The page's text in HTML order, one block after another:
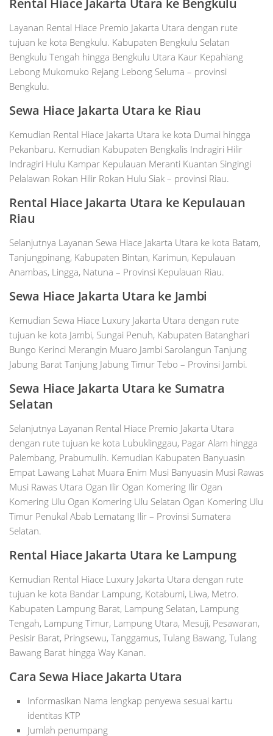
Layanan Rental Hiace Premio Jakarta Utara dengan rute
tujuan ke kota Bengkulu. Kabupaten Bengkulu Selatan
Bengkulu Tengah hingga Bengkulu Utara Kaur Kepahiang
Lebong Mukomuko Rejang Lebong Seluma – provinsi
Bengkulu.
Sewa Hiace Jakarta Utara ke Riau
Kemudian Rental Hiace Jakarta Utara ke kota Dumai hingga
Pekanbaru. Kemudian Kabupaten Bengkalis Indragiri Hilir
Indragiri Hulu Kampar Kepulauan Meranti Kuantan Singingi
Pelalawan Rokan Hilir Rokan Hulu Siak – provinsi Riau.
Rental Hiace Jakarta Utara ke Kepulauan
Riau
Selanjutnya Layanan Sewa Hiace Jakarta Utara ke kota Batam,
Tanjungpinang, Kabupaten Bintan, Karimun, Kepulauan
Anambas, Lingga, Natuna – Provinsi Kepulauan Riau.
Sewa Hiace Jakarta Utara ke Jambi
Kemudian Sewa Hiace Luxury Jakarta Utara dengan rute
tujuan ke kota Jambi, Sungai Penuh, Kabupaten Batanghari
Bungo Kerinci Merangin Muaro Jambi Sarolangun Tanjung
Jabung Barat Tanjung Jabung Timur Tebo – Provinsi Jambi.
Sewa Hiace Jakarta Utara ke Sumatra
Selatan
Selanjutnya Layanan Rental Hiace Premio Jakarta Utara
dengan rute tujuan ke kota Lubuklinggau, Pagar Alam hingga
Palembang, Prabumulih. Kemudian Kabupaten Banyuasin
Empat Lawang Lahat Muara Enim Musi Banyuasin Musi Rawas
Musi Rawas Utara Ogan Ilir Ogan Komering Ilir Ogan
Komering Ulu Ogan Komering Ulu Selatan Ogan Komering Ulu
Timur Penukal Abab Lematang Ilir – Provinsi Sumatera
Selatan.
Rental Hiace Jakarta Utara ke Lampung
Kemudian Rental Hiace Luxury Jakarta Utara dengan rute
tujuan ke kota Bandar Lampung, Kotabumi, Liwa, Metro.
Kabupaten Lampung Barat, Lampung Selatan, Lampung
Tengah, Lampung Timur, Lampung Utara, Mesuji, Pesawaran,
Pesisir Barat, Pringsewu, Tanggamus, Tulang Bawang, Tulang
Bawang Barat hingga Way Kanan.
Cara Sewa Hiace Jakarta Utara
Informasikan Nama lengkap penyewa sesuai kartu
identitas KTP
Jumlah penumpang